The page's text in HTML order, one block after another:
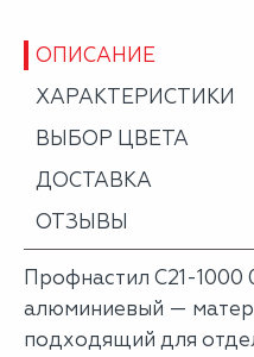
ОПИСАНИЕ
ХАРАКТЕРИСТИКИ
ВЫБОР ЦВЕТА
ДОСТАВКА
ОТЗЫВЫ
Профнастил С21-1000
алюминиевый —
подходящий для